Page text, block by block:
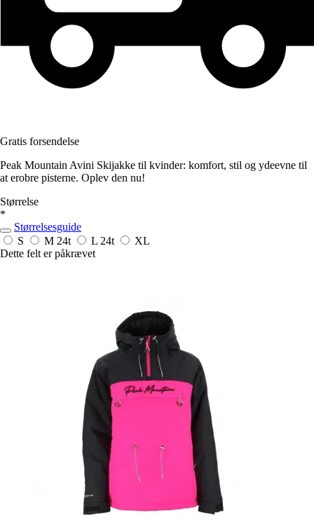
Gratis forsendelse
Peak Mountain Avini Skijakke til kvinder: komfort, stil og ydeevne til
at erobre pisterne. Oplev den nu!
Størrelse
*
Størrelsesguide
S
M 24t L 24t
XL
Dette felt er påkrævet